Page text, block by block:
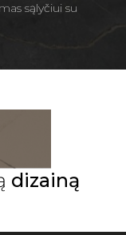
sąlyčiui su
dizainą